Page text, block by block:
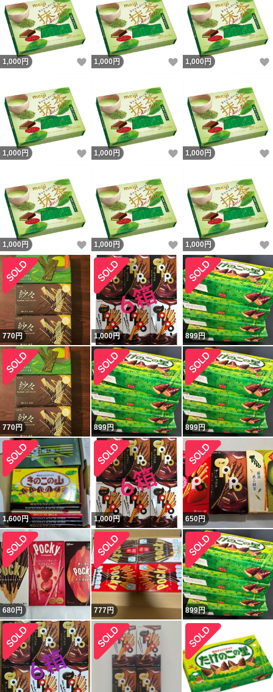
1,000 円 いいね！
1,000 円 いいね！
1,000 円
1,000 円 いいね！
1,000 円 いいね！
1,000 円
1,000 円 いいね！
1,000 円 いいね！
1,000 円
770円 1,000円 899円
770円 899円 899円
1,600円 1,000円 650円
680円 777円 899円